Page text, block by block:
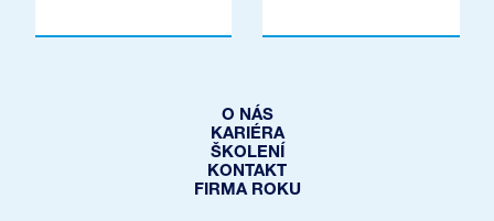
O NÁS
KARIÉRA
ŠKOLENÍ
KONTAKT
FIRMA ROKU